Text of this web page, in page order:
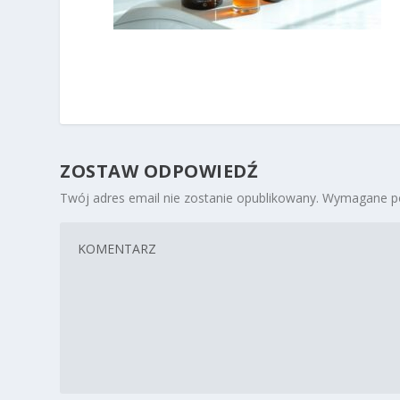
ZOSTAW ODPOWIEDŹ
Twój adres email nie zostanie opublikowany. Wymagane